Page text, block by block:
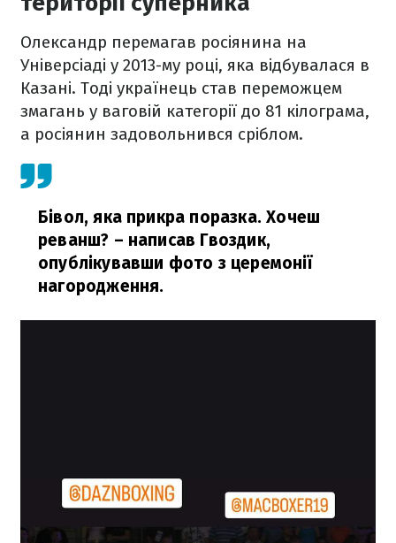
Олександр перемагав росіянина на
Універсіаді у 2013-му році, яка відбувалася в
Казані. Тоді українець став переможцем
змагань у ваговій категорії до 81 кілограма,
а росіянин задовольнився сріблом.
Бівол, яка прикра поразка. Хочеш
реванш? – написав Гвоздик,
опублікувавши фото з церемонії
нагородження.